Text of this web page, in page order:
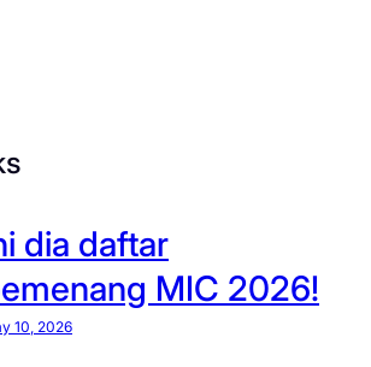
dia daftar
MIC 2026!
10, 2026